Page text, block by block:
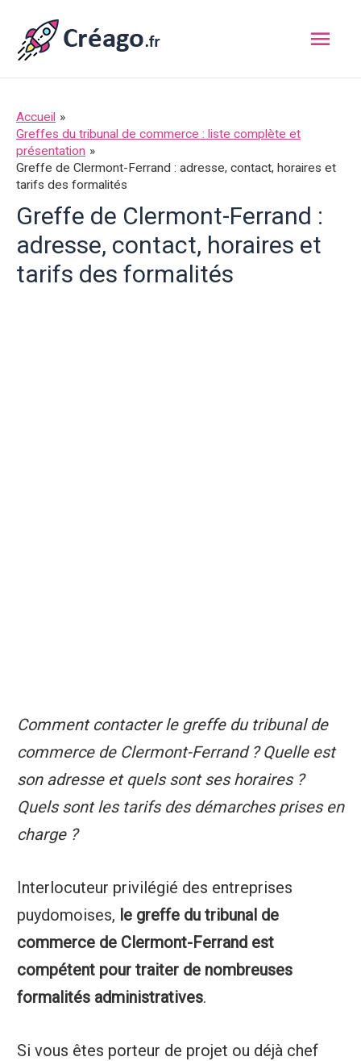
contenu
Accueil
Greffes du tribunal de commerce : liste complète et
présentation
Greffe de Clermont-Ferrand : adresse, contact, horaires et
tarifs des formalités
Greffe de Clermont-Ferrand :
adresse, contact, horaires et
tarifs des formalités
Comment contacter le greffe du tribunal de
commerce de Clermont-Ferrand ? Quelle est
son adresse et quels sont ses horaires ?
Quels sont les tarifs des démarches prises en
charge ?
Interlocuteur privilégié des entreprises
puydomoises, le greffe du tribunal de
commerce de Clermont-Ferrand est
compétent pour traiter de nombreuses
formalités administratives.
Si vous êtes porteur de projet ou déjà chef